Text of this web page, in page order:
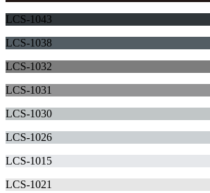
LCS-1043
LCS-1038
LCS-1032
LCS-1031
LCS-1030
LCS-1026
LCS-1015
LCS-1021